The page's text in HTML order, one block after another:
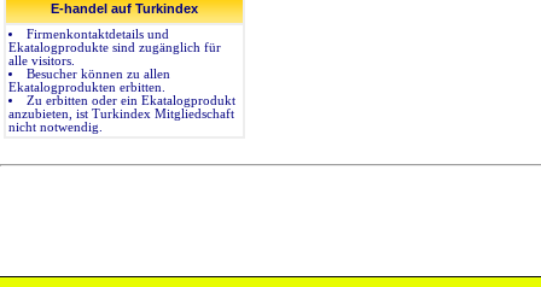
E-handel auf Turkindex
Firmenkontaktdetails und
Ekatalogprodukte sind zugänglich für
alle visitors.
Besucher können zu allen
Ekatalogprodukten erbitten.
Zu erbitten oder ein Ekatalogprodukt
anzubieten, ist Turkindex Mitgliedschaft
nicht notwendig.